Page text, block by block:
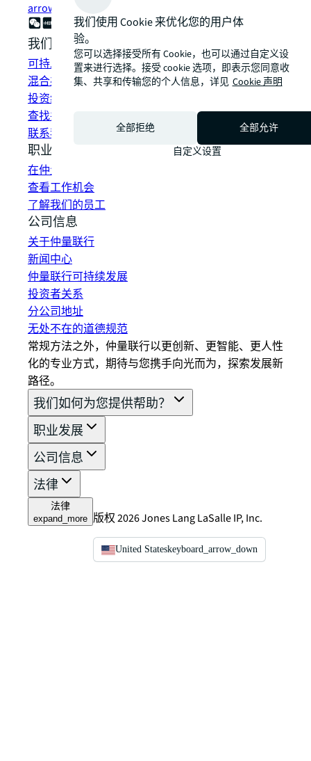
arrow_forward
我们如何为您提供帮助？
可持发展解决方案
混合办公空间解决方案
投资组合管理
查找并租赁空间
联系我们
职业发展
在仲量联行工作
查看工作机会
了解我们的员工
公司信息
关于仲量联行
新闻中心
仲量联行可持续发展
投资者关系
分公司地址
无处不在的道德规范
常规方法之外，仲量联行以更创新、更智能、更人性
化的专业方式，期待与您携手向光而为，探索发展新
路径。
我们如何为您提供帮助？
职业发展
公司信息
法律
法律
expand_more 版权 2026 Jones Lang LaSalle IP, Inc.
United Stateskeyboard_arrow_down
我们使用 Cookie 来优化您的用户体
验。
您可以选择接受所有 Cookie，也可以通过自定义设
置来进行选择。接受 cookie 选项，即表示您同意收
集、共享和传输您的个人信息，详见 Cookie 声明
全部拒绝
全部允许
自定义设置